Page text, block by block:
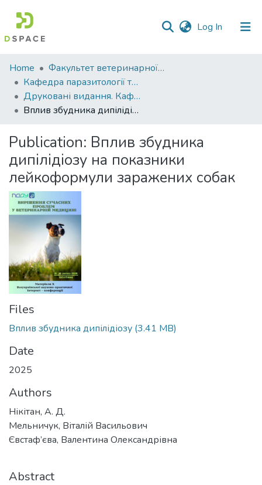
Log In (current)
Communities
&
Collections
All of DSpace
Statistics
Home
Факультет ветеринарної медицини
Кафедра паразитології та ветеринарно-санітарної експертизи
Друковані видання. Кафедра паразитології та ветеринарно-санітарної експертизи
Вплив збудника дипілідіозу на показники лейкоформули заражених собак
Publication: Вплив збудника
дипілідіозу на показники
лейкоформули заражених собак
Files
Вплив збудника дипілідіозу (3.41 MB)
Date
2025
Authors
Нікітан, А. Д.
Мельничук, Віталій Васильович
Євстаф’єва, Валентина Олександрівна
Abstract